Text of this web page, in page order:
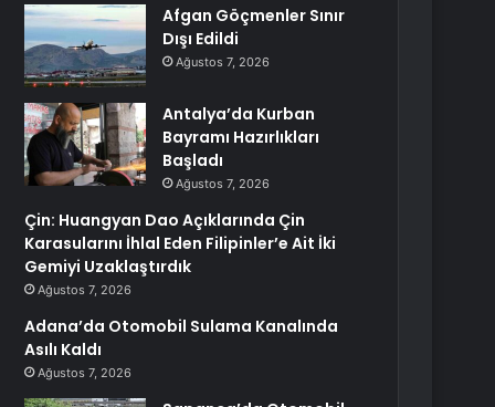
Afgan Göçmenler Sınır
Dışı Edildi
Ağustos 7, 2026
Antalya’da Kurban
Bayramı Hazırlıkları
Başladı
Ağustos 7, 2026
Çin: Huangyan Dao Açıklarında Çin
Karasularını İhlal Eden Filipinler’e Ait İki
Gemiyi Uzaklaştırdık
Ağustos 7, 2026
Adana’da Otomobil Sulama Kanalında
Asılı Kaldı
Ağustos 7, 2026